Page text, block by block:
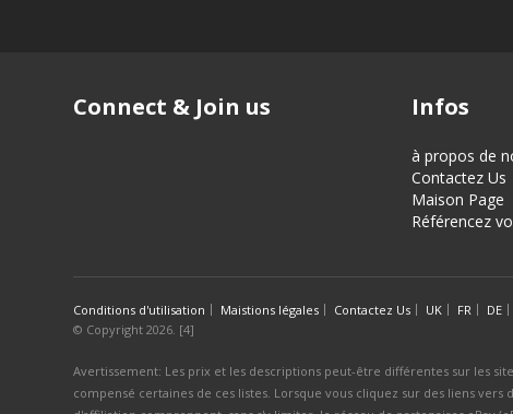
Connect & Join us Infos
à propos de
Contactez Us
Maison Page
Référencez
Conditions d'utilisation Maistions légales Contactez Us UK FR DE
© Copyright 2026. [4]
Avertissement: Les prix et les descriptions peut-être différentes sur les
compensé certaines de ces listes. Lorsque vous cliquez sur des liens